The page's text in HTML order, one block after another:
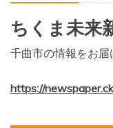
ちくま未来
千曲市の情報をお届
https://